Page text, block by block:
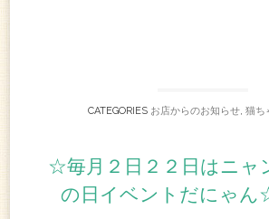
CATEGORIES お店からのお知らせ 猫ち
☆毎月２日２２日はニャ
の日イベントだにゃ